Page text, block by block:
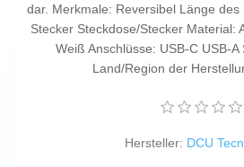
dar. Merkmale: Reversibel Länge des
Stecker Steckdose/Stecker Material:
Weiß Anschlüsse: USB-C USB-
Land/Region der
Hersteller: DCU